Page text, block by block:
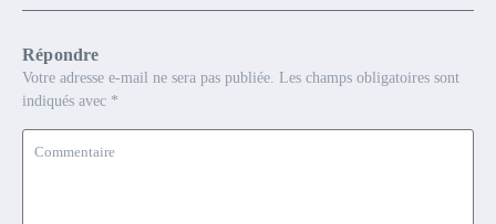
Répondre
Votre adresse e-mail ne sera pas publiée. Les champs obligatoires sont
indiqués avec *